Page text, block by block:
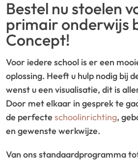
Bestel nu stoelen
primair onderwijs
Concept!
Voor iedere school is er een
oplossing. Heeft u hulp nodig bij
wenst u een visualisatie, dit is
Door met elkaar in gesprek te
de perfecte schoolinrichting,
en gewenste werkwijze.
Van ons standaardprogramma